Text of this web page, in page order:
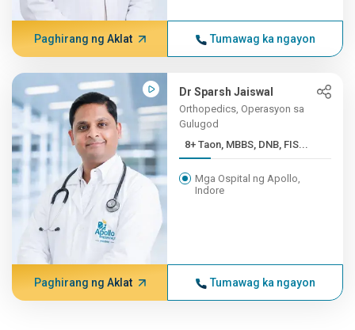
Paghirang ng Aklat Tumawag ka ngayon
Dr Sparsh Jaiswal
Orthopedics, Operasyon sa
Gulugod
8+ Taon, MBBS, DNB, FIS...
Mga Ospital ng Apollo,
Indore
Paghirang ng Aklat Tumawag ka ngayon